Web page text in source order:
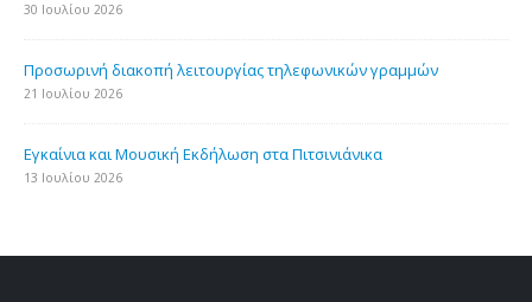
30 Ιουλίου 2026
Προσωρινή διακοπή λειτουργίας τηλεφωνικών γραμμών
21 Ιουλίου 2026
Εγκαίνια και Μουσική Εκδήλωση στα Πιτσινιάνικα
13 Ιουλίου 2026